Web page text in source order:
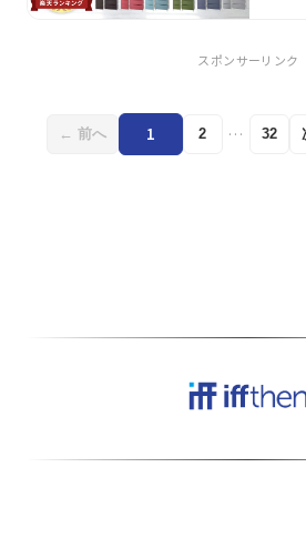
ム
カ
材に
スポンサーリンク
← 前へ 1 2 … 32